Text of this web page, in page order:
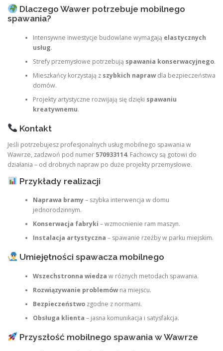
Dlaczego Wawer potrzebuje mobilnego
spawania?
Intensywne inwestycje budowlane wymagają elastycznych
usług.
Strefy przemysłowe potrzebują spawania konserwacyjnego.
Mieszkańcy korzystają z szybkich naprawdla bezpieczeństwa
domów.
Projekty artystyczne rozwijają się dzięki spawaniu
kreatywnemu.
Kontakt
Jeśli potrzebujesz profesjonalnych usług mobilnego spawania w
Wawrze, zadzwoń pod numer 570933114. Fachowcy są gotowi do
działania – od drobnych napraw po duże projekty przemysłowe.
Przykłady realizacji
Naprawa bramy– szybka interwencja w domu
jednorodzinnym.
Konserwacja fabryki – wzmocnienie ram maszyn.
Instalacja artystyczna – spawanie rzeźby w parku miejskim.
Umiejętności spawacza mobilnego
Wszechstronna wiedza w różnych metodach spawania.
Rozwiązywanie problemówna miejscu.
Bezpieczeństwozgodne z normami.
Obsługa klienta – jasna komunikacja i satysfakcja.
Przyszłość mobilnego spawania w Wawrze